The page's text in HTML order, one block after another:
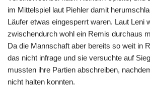
im Mittelspiel laut Piehler damit
Läufer etwas eingesperrt waren. Laut Leni
zwischendurch wohl ein Remis durchaus
Da die Mannschaft aber bereits so weit in
das nicht infrage und sie versuchte auf
mussten ihre Partien abschreiben,
nicht halten konnten.